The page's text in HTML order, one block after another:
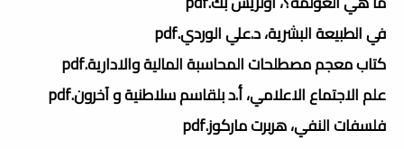
في الطبيعة البشرية، د.علي الوردي.pdf
كتاب معجم مصطلحات المحاسبة المالية والادارية.pdf
علم الاجتماع الاعلامي، أ.د بلقاسم سلاطنية و آخرون.pdf
فلسفات النفي، هربرت ماركوز.pdf